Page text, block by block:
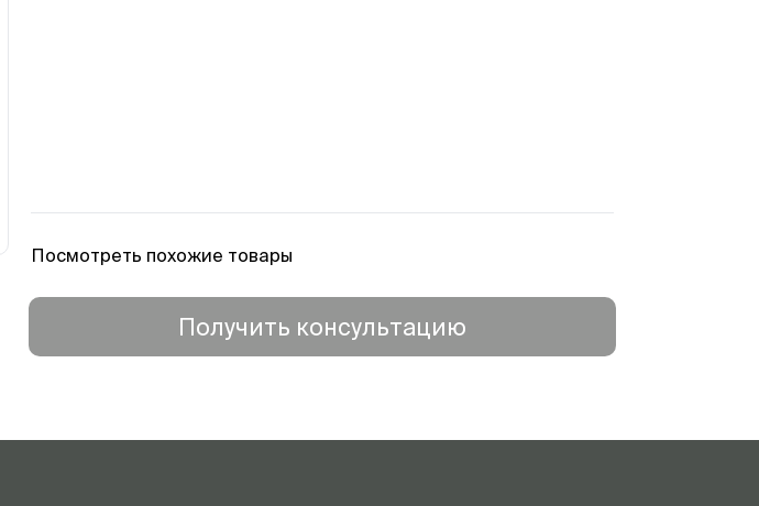
Посмотреть похожие товары
Получить консультацию